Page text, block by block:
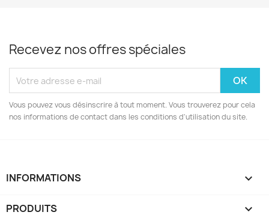
Recevez nos offres spéciales
Vous pouvez vous désinscrire à tout moment. Vous trouverez pour cela
nos informations de contact dans les conditions d'utilisation du site.
INFORMATIONS keyboard_arrow_down
PRODUITS 